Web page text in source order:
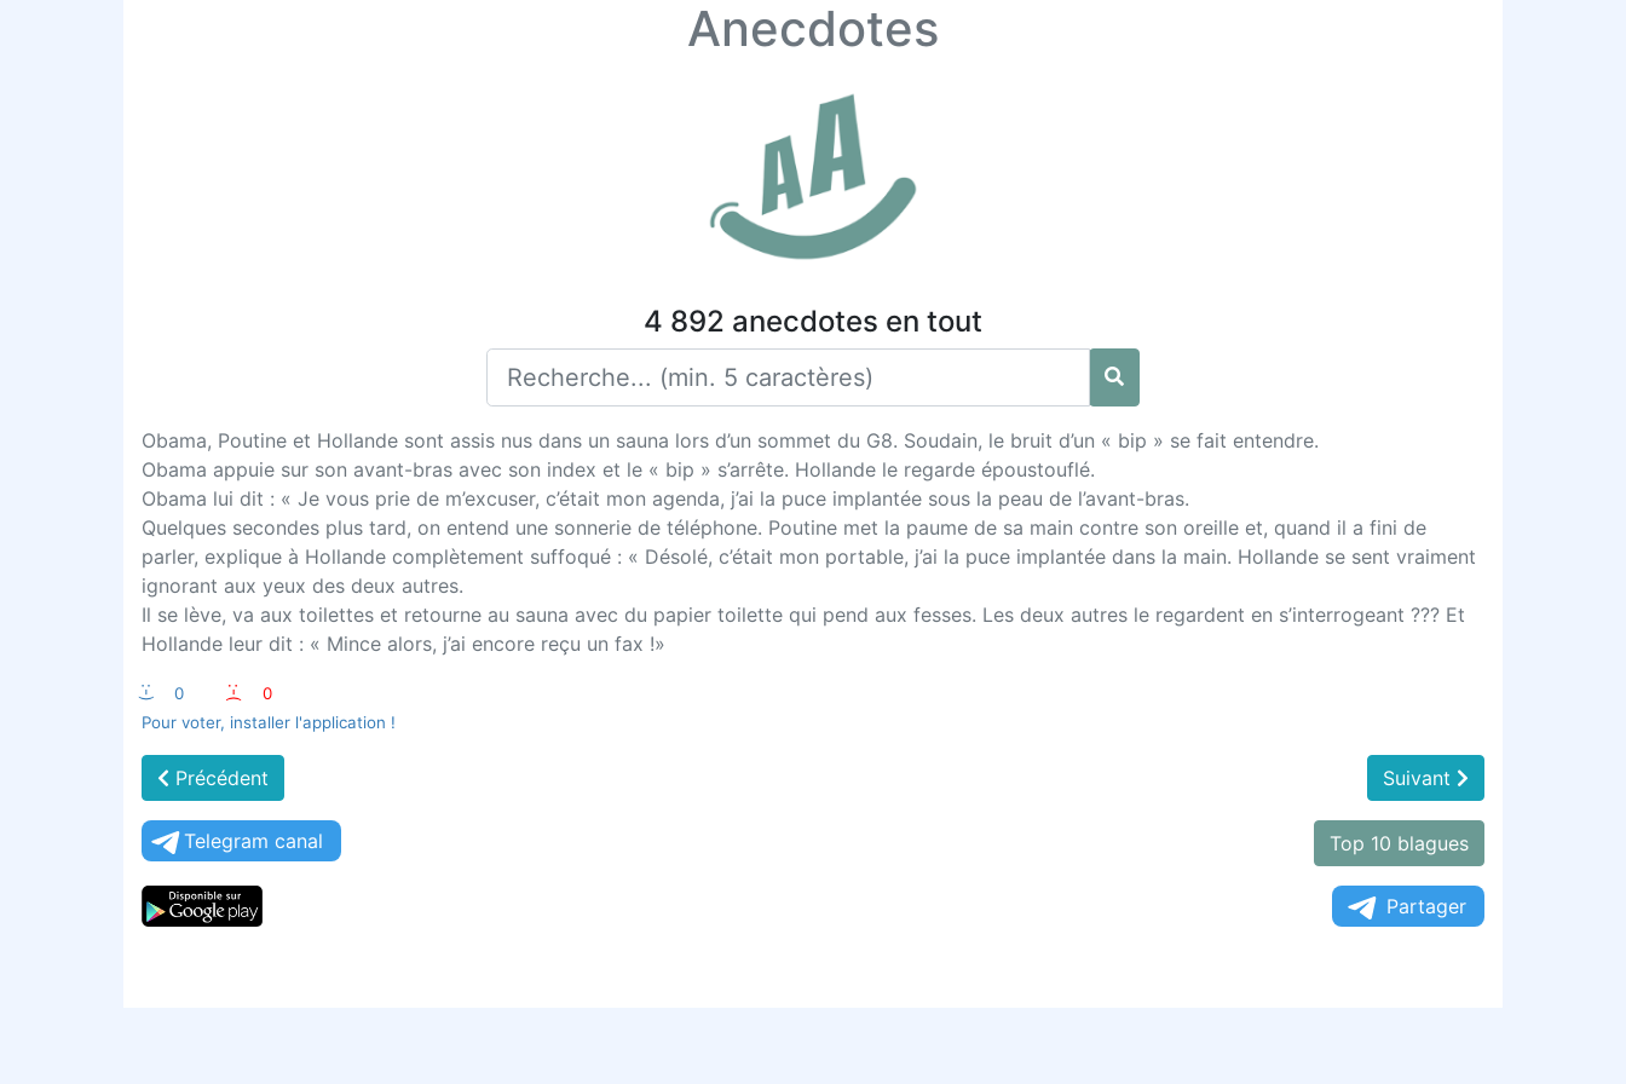
Anecdotes
4 892 anecdotes en tout
Obama, Poutine et Hollande sont assis nus dans un sauna lors d’un sommet du G8. Soudain, le bruit d’un « bip » se fait entendre.
Obama appuie sur son avant-bras avec son index et le « bip » s’arrête. Hollande le regarde époustouflé.
Obama lui dit : « Je vous prie de m’excuser, c’était mon agenda, j’ai la puce implantée sous la peau de l’avant-bras.
Quelques secondes plus tard, on entend une sonnerie de téléphone. Poutine met la paume de sa main contre son oreille et, quand il a fini de
parler, explique à Hollande complètement suffoqué : « Désolé, c’était mon portable, j’ai la puce implantée dans la main. Hollande se sent vraiment
ignorant aux yeux des deux autres.
Il se lève, va aux toilettes et retourne au sauna avec du papier toilette qui pend aux fesses. Les deux autres le regardent en s’interrogeant ??? Et
Hollande leur dit : « Mince alors, j’ai encore reçu un fax !»
:-) 0 :-(
0
Pour voter, installer l'application !
Précédent Suivant
Telegram canal Top 10 blagues
Partager